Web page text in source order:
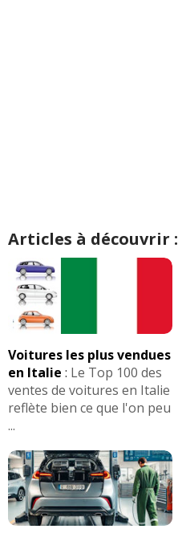
Articles à découvrir :
Voitures les plus vendues
en Italie : Le Top 100 des
ventes de voitures en Italie
reflète bien ce que l'on peu
...